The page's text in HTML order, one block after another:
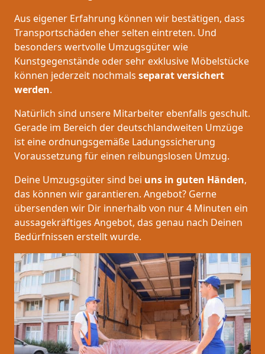
Aus eigener Erfahrung können wir bestätigen, dass
Transportschäden eher selten eintreten. Und
besonders wertvolle Umzugsgüter wie
Kunstgegenstände oder sehr exklusive Möbelstücke
können jederzeit nochmals separat versichert
werden.
Natürlich sind unsere Mitarbeiter ebenfalls geschult.
Gerade im Bereich der deutschlandweiten Umzüge
ist eine ordnungsgemäße Ladungssicherung
Voraussetzung für einen reibungslosen Umzug.
Deine Umzugsgüter sind bei uns in guten Händen,
das können wir garantieren. Angebot? Gerne
übersenden wir Dir innerhalb von nur 4 Minuten ein
aussagekräftiges Angebot, das genau nach Deinen
Bedürfnissen erstellt wurde.